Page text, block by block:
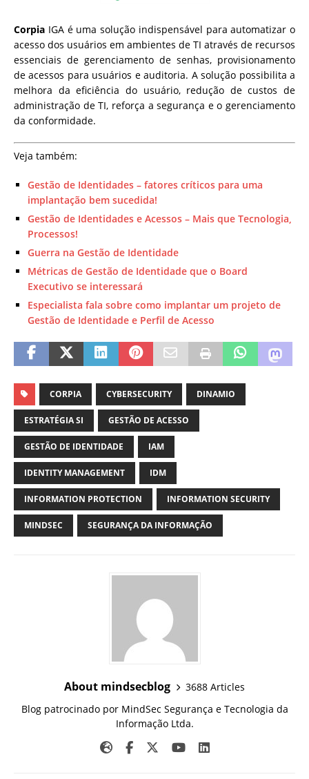
Corpia IGA é uma solução indispensável para automatizar o
acesso dos usuários em ambientes de TI através de recursos
essenciais de gerenciamento de senhas, provisionamento
de acessos para usuários e auditoria. A solução possibilita a
melhora da eficiência do usuário, redução de custos de
administração de TI, reforça a segurança e o gerenciamento
da conformidade.
Veja também:
Gestão de Identidades – fatores críticos para uma
implantação bem sucedida!
Gestão de Identidades e Acessos – Mais que Tecnologia,
Processos!
Guerra na Gestão de Identidade
Métricas de Gestão de Identidade que o Board
Executivo se interessará
Especialista fala sobre como implantar um projeto de
Gestão de Identidade e Perfil de Acesso
CORPIA CYBERSECURITY DINAMIO
ESTRATÉGIA SI GESTÃO DE ACESSO
GESTÃO DE IDENTIDADE IAM
IDENTITY MANAGEMENT IDM
INFORMATION PROTECTION INFORMATION SECURITY
MINDSEC SEGURANÇA DA INFORMAÇÃO
About mindsecblog
3688 Articles
Blog patrocinado por MindSec Segurança e Tecnologia da
Informação Ltda.